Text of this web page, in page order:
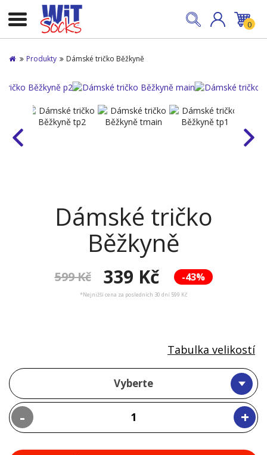
0
Produkty Dámské tričko Běžkyně
Dámské tričko
Běžkyně
-43%
599 Kč 339 Kč
*Nejnižší cena za posledních 30 dní 599 Kč
Vyberte
- +
Tabulka velikostí